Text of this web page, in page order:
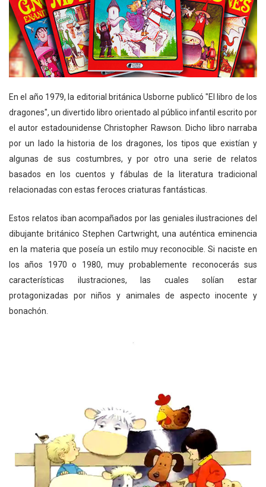
En el año 1979, la editorial británica Usborne publicó "El libro de los
dragones", un divertido libro orientado al público infantil escrito por
el autor estadounidense Christopher Rawson. Dicho libro narraba
por un lado la historia de los dragones, los tipos que existían y
algunas de sus costumbres, y por otro una serie de relatos
basados en los cuentos y fábulas de la literatura tradicional
relacionadas con estas feroces criaturas fantásticas.
Estos relatos iban acompañados por las geniales ilustraciones del
dibujante británico Stephen Cartwright, una auténtica eminencia
en la materia que poseía un estilo muy reconocible. Si naciste en
los años 1970 o 1980, muy probablemente reconocerás sus
características ilustraciones, las cuales solían estar
protagonizadas por niños y animales de aspecto inocente y
bonachón.